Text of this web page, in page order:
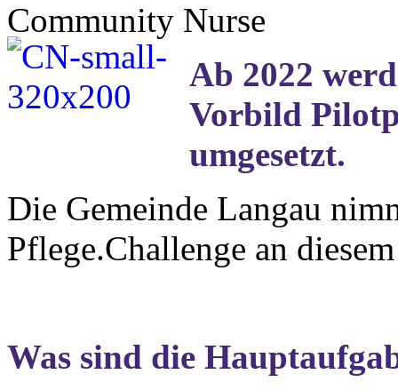
Community Nurse
Ab 2022
Vorbild
umgesetzt.
Die Gemeinde Langau
Pflege.Challenge an
Was sind die